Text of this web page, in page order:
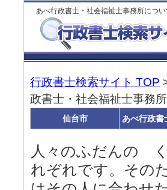
あべ行政書士・社会福祉士事務所につい
行政書士検索サイト TOP
政書士・社会福祉士事務所
仙台市 あべ行政書
人々のふだんの
れぞれです。その